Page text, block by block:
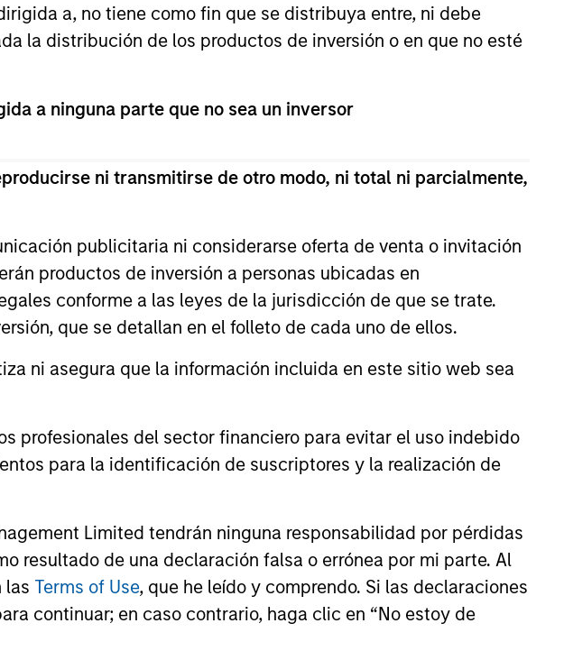
a, no tiene como fin que se distribuya entre, ni debe
la distribución de los productos de inversión o en que no esté
a ninguna parte que no sea un inversor
ni transmitirse de otro modo, ni total ni parcialmente,
publicitaria ni considerarse oferta de venta o invitación
productos de inversión a personas ubicadas en
conforme a las leyes de la jurisdicción de que se trate.
que se detallan en el folleto de cada uno de ellos.
ni asegura que la información incluida en este sitio web sea
profesionales del sector financiero para evitar el uso indebido
para la identificación de suscriptores y la realización de
Limited tendrán ninguna responsabilidad por pérdidas
resultado de una declaración falsa o errónea por mi parte. Al
las Terms of Use, que he leído y comprendo. Si las declaraciones
continuar; en caso contrario, haga clic en “No estoy de
companies. Prior to Cyprium, he worked in
in Finance from Temple University.
pricing
ARTÍCULO
Opportunistic Credit: Flexible
Market
Discover why opportunistic credit is
gaining momentum as borrowers seek
flexible capital solutions and investors
29-JUN-2026